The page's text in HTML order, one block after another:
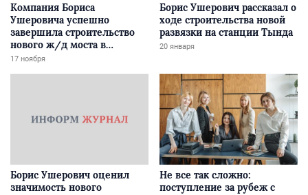
Компания Бориса
Ушеровича успешно
завершила строительство
нового ж/д моста в
Забайкалье
17 ноября
Борис Ушерович рассказал о
ходе строительства новой
развязки на станции Тында
20 января
Борис Ушерович оценил
значимость нового
Не все так сложно:
поступление за рубеж с